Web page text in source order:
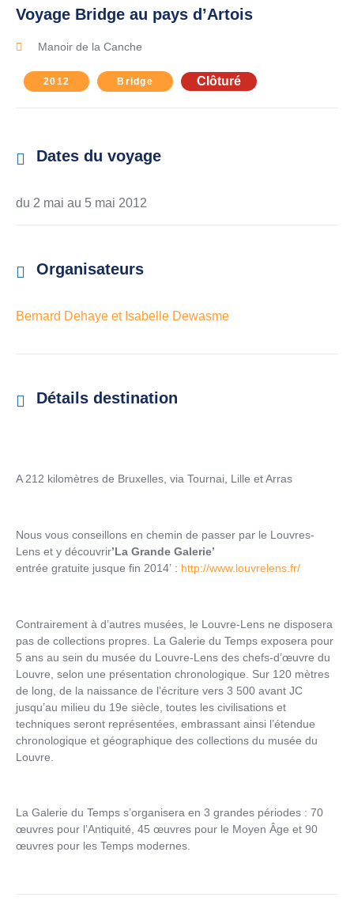
Voyage Bridge au pays d’Artois
Manoir de la Canche
2012 Bridge Clôturé
Dates du voyage
du 2 mai au 5 mai 2012
Organisateurs
Bernard Dehaye et Isabelle Dewasme
Détails destination
A 212 kilomètres de Bruxelles, via Tournai, Lille et Arras
Nous vous conseillons en chemin de passer par le Louvres-
Lens et y découvrir’La Grande Galerie’
entrée gratuite jusque fin 2014’ : http://www.louvrelens.fr/
Contrairement à d’autres musées, le Louvre-Lens ne disposera
pas de collections propres. La Galerie du Temps exposera pour
5 ans au sein du musée du Louvre-Lens des chefs-d’œuvre du
Louvre, selon une présentation chronologique. Sur 120 mètres
de long, de la naissance de l’écriture vers 3 500 avant JC
jusqu’au milieu du 19e siècle, toutes les civilisations et
techniques seront représentées, embrassant ainsi l’étendue
chronologique et géographique des collections du musée du
Louvre.
La Galerie du Temps s’organisera en 3 grandes périodes : 70
œuvres pour l’Antiquité, 45 œuvres pour le Moyen Âge et 90
œuvres pour les Temps modernes.